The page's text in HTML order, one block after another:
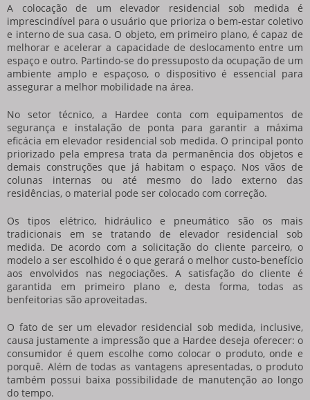
A colocação de um elevador residencial sob medida é
imprescindível para o usuário que prioriza o bem-estar coletivo
e interno de sua casa. O objeto, em primeiro plano, é capaz de
melhorar e acelerar a capacidade de deslocamento entre um
espaço e outro. Partindo-se do pressuposto da ocupação de um
ambiente amplo e espaçoso, o dispositivo é essencial para
assegurar a melhor mobilidade na área.
No setor técnico, a Hardee conta com equipamentos de
segurança e instalação de ponta para garantir a máxima
eficácia em elevador residencial sob medida. O principal ponto
priorizado pela empresa trata da permanência dos objetos e
demais construções que já habitam o espaço. Nos vãos de
colunas internas ou até mesmo do lado externo das
residências, o material pode ser colocado com correção.
Os tipos elétrico, hidráulico e pneumático são os mais
tradicionais em se tratando de elevador residencial sob
medida. De acordo com a solicitação do cliente parceiro, o
modelo a ser escolhido é o que gerará o melhor custo-benefício
aos envolvidos nas negociações. A satisfação do cliente é
garantida em primeiro plano e, desta forma, todas as
benfeitorias são aproveitadas.
O fato de ser um elevador residencial sob medida, inclusive,
causa justamente a impressão que a Hardee deseja oferecer: o
consumidor é quem escolhe como colocar o produto, onde e
porquê. Além de todas as vantagens apresentadas, o produto
também possui baixa possibilidade de manutenção ao longo
do tempo.